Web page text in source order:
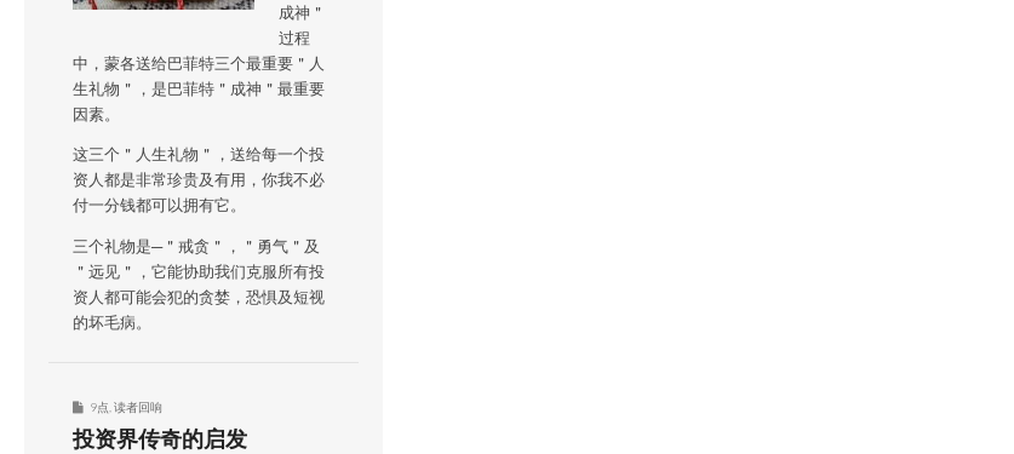
成神＂
过程
中，蒙各送给巴菲特三个最重要＂人
生礼物＂，是巴菲特＂成神＂最重要
因素。
这三个＂人生礼物＂，送给每一个投
资人都是非常珍贵及有用，你我不必
付一分钱都可以拥有它。
三个礼物是─＂戒贪＂，＂勇气＂及
＂远见＂，它能协助我们克服所有投
资人都可能会犯的贪婪，恐惧及短视
的坏毛病。
9点 读者回响
投资界传奇的启发